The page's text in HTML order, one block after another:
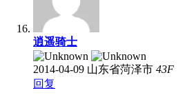
逍遥骑士
2014-04-09 山东省菏泽市 43F
回复